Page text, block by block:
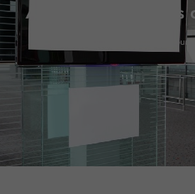
Affichage : toujours
Affichage :